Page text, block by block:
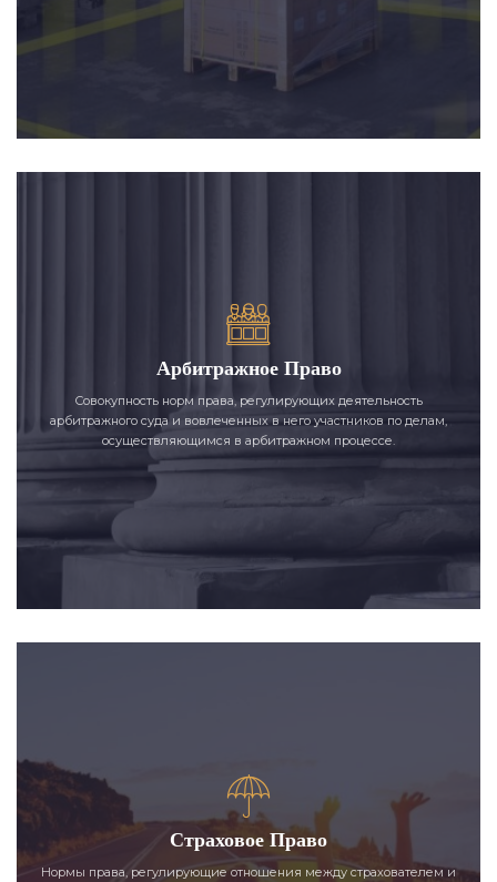
Арбитражное Право
Совокупность норм права, регулирующих деятельность
арбитражного суда и вовлеченных в него участников по делам,
осуществляющимся в арбитражном процессе.
Страховое Право
Нормы права, регулирующие отношения между страхователем и